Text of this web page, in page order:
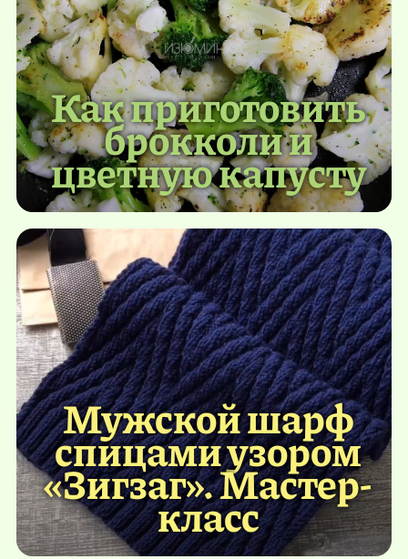
Как приготовить
брокколи и
цветную капусту
Мужской шарф
спицами узором
«Зигзаг». Мастер-
класс